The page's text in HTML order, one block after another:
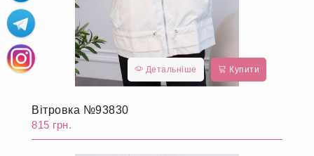
Детальніше Купити
Вітровка №93830
815 грн.